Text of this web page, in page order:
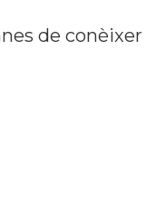
de conèixer